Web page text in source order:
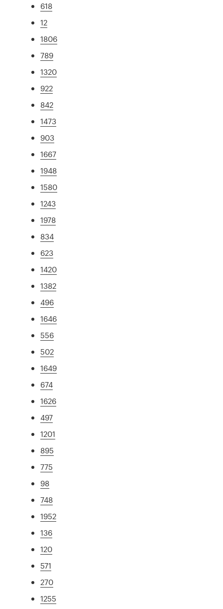
618
12
1806
789
1320
922
842
1473
903
1667
1948
1580
1243
1978
834
623
1420
1382
496
1646
556
502
1649
674
1626
497
1201
895
775
98
748
1952
136
120
571
270
1255